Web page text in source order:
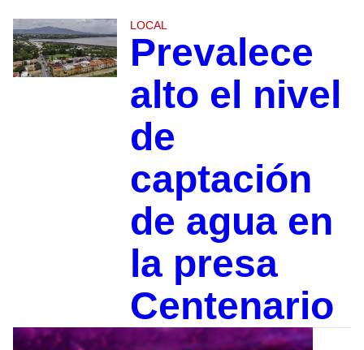
LOCAL
Prevalece
alto el nivel
de
captación
de agua en
la presa
Centenario